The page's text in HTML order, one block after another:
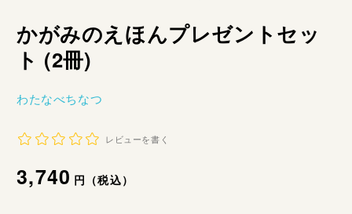
かがみのえほんプレゼントセッ
ト (2冊)
わたなべちなつ
レビューを書く
通
3,740円（税込）